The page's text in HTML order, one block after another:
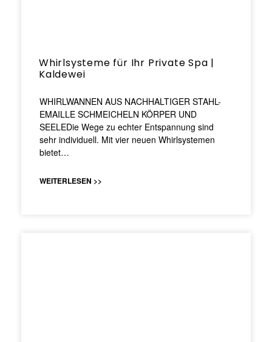
Whirlsysteme für Ihr Private Spa |
Kaldewei
WHIRLWANNEN AUS NACHHALTIGER STAHL-
EMAILLE SCHMEICHELN KÖRPER UND
SEELEDie Wege zu echter Entspannung sind
sehr individuell. Mit vier neuen Whirlsystemen
bietet…
WEITERLESEN >>